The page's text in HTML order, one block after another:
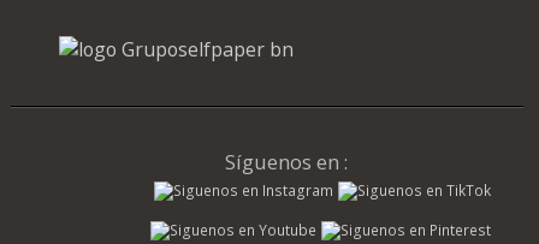
Síguenos en :